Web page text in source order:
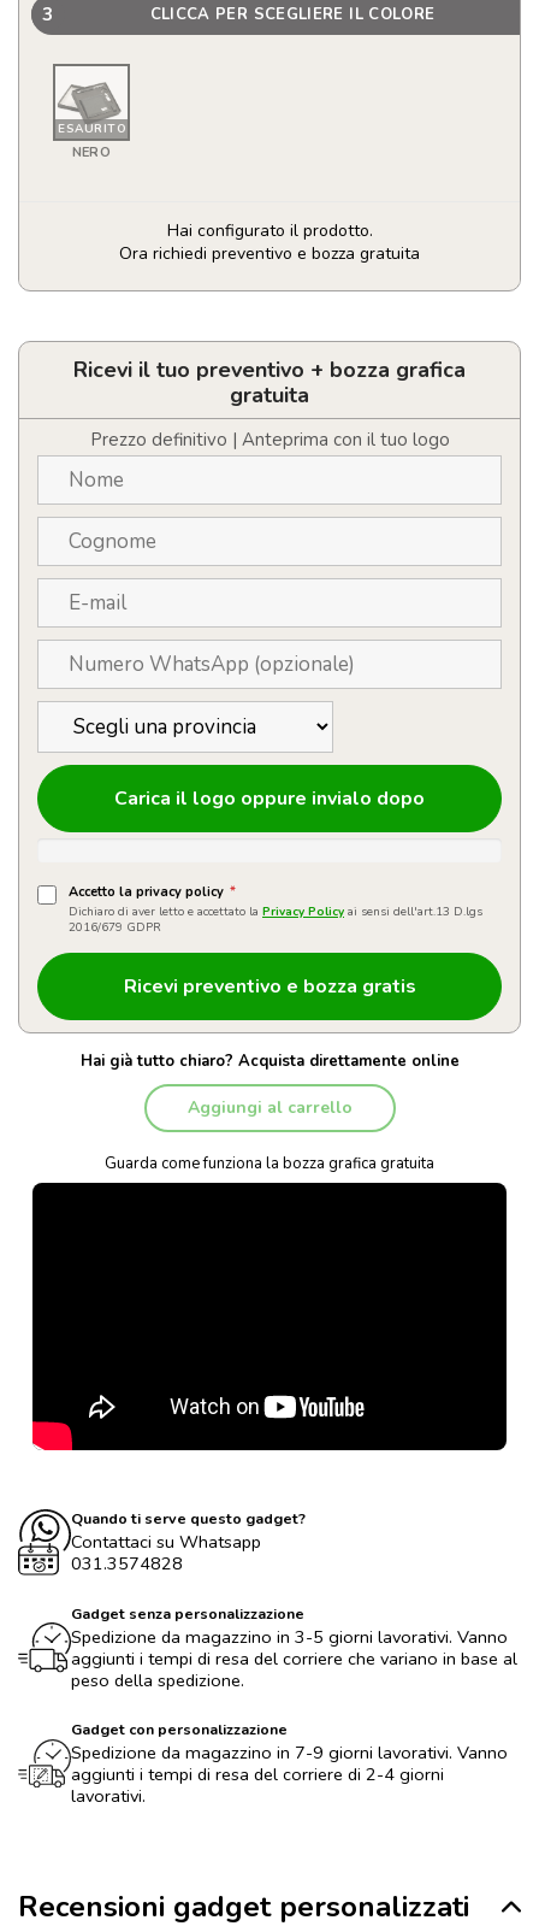
3 CLICCA PER SCEGLIERE IL COLORE
ESAURITO
NERO
Hai configurato il prodotto.
Ora richiedi preventivo e bozza gratuita
Portafogli,
penna
quantitàRicevi il tuo preventivo + bozza grafica
gratuita
Prezzo definitivo | Anteprima con il tuo logo
Carica il logo oppure invialo dopo
Accetto la privacy policy *
Dichiaro di aver letto e accettato la Privacy Policy ai sensi dell'art.13 D.lgs
2016/679 GDPR
Hai già tutto chiaro? Acquista direttamente online
Aggiungi al carrello
Guarda come funziona la bozza grafica gratuita
Quando ti serve questo gadget?
Contattaci su Whatsapp
031.3574828
Gadget senza personalizzazione
Spedizione da magazzino in 3-5 giorni lavorativi. Vanno
aggiunti i tempi di resa del corriere che variano in base al
peso della spedizione.
Gadget con personalizzazione
Spedizione da magazzino in 7-9 giorni lavorativi. Vanno
aggiunti i tempi di resa del corriere di 2-4 giorni
lavorativi.
Recensioni gadget personalizzati